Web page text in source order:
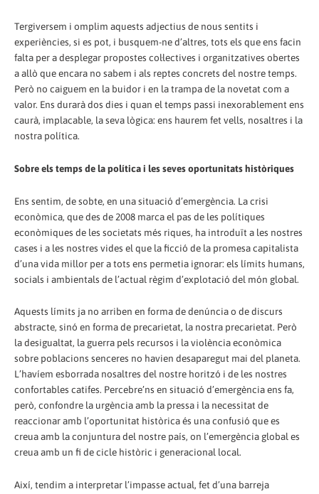
Tergiversem i omplim aquests adjectius de nous sentits i
experiències, si es pot, i busquem-ne d’altres, tots els que ens facin
falta per a desplegar propostes col·lectives i organitzatives obertes
a allò que encara no sabem i als reptes concrets del nostre temps.
Però no caiguem en la buidor i en la trampa de la novetat com a
valor. Ens durarà dos dies i quan el temps passi inexorablement ens
caurà, implacable, la seva lògica: ens haurem fet vells, nosaltres i la
nostra política.
Sobre els temps de la política i les seves oportunitats històriques
Ens sentim, de sobte, en una situació d’emergència. La crisi
econòmica, que des de 2008 marca el pas de les polítiques
econòmiques de les societats més riques, ha introduït a les nostres
cases i a les nostres vides el que la ficció de la promesa capitalista
d’una vida millor per a tots ens permetia ignorar: els límits humans,
socials i ambientals de l’actual règim d’explotació del món global.
Aquests límits ja no arriben en forma de denúncia o de discurs
abstracte, sinó en forma de precarietat, la nostra precarietat. Però
la desigualtat, la guerra pels recursos i la violència econòmica
sobre poblacions senceres no havien desaparegut mai del planeta.
L’havíem esborrada nosaltres del nostre horitzó i de les nostres
confortables catifes. Percebre’ns en situació d’emergència ens fa,
però, confondre la urgència amb la pressa i la necessitat de
reaccionar amb l’oportunitat històrica és una confusió que es
creua amb la conjuntura del nostre país, on l’emergència global es
creua amb un fi de cicle històric i generacional local.
Així, tendim a interpretar l’impasse actual, fet d’una barreja